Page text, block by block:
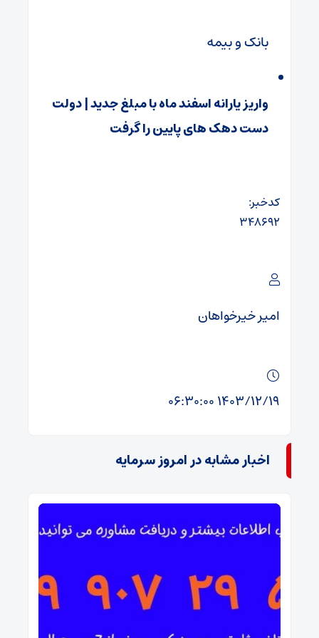
بانک و بیمه
واریز یارانه اسفند ماه با مبلغ جدید | دولت
دست دهک‌ های پایین را گرفت
کدخبر:
۳۴۸۶۹۲
امیر خیرخواهان
۱۴۰۳/۱۲/۱۹ ۰۶:۳۰:۰۰
اخبار مشابه در امروز سرمایه